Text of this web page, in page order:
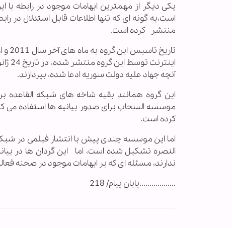
یکی دیگر از مهمترین ابهامات موجود در رابطه
است،به گونه ای که تنها اطلاعات قابل استدلال در
منتشر کرده است.
آنچه جهاد علیه دولت سوریه ادعا شده، بپردازند.
این گروه همانند بقیه شاخه های شبکه القاعده
موسسه السحاب برای صدور بیانیه ها استفاده می
کرده است.
اما این موسسه چندی پیش با انتشار فیلمی در
النصره تشکیل شده است، اما این گردان ها در
ندارند، مسئله ای که بر ابهامات موجود در صحنه
..................پایان پیام/ 218